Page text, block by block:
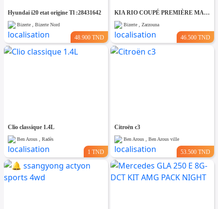
Hyundai i20 etat origine Tl :28431642
Bizerte , Bizerte Nord
48.900 TND
KIA RIO COUPÉ PREMIÈRE MAIN TRÈS PROPRE
Bizerte , Zarzouna
46.500 TND
Clio classique 1.4L
Ben Arous , Radès
1 TND
Citroën c3
Ben Arous , Ben Arous ville
53.500 TND